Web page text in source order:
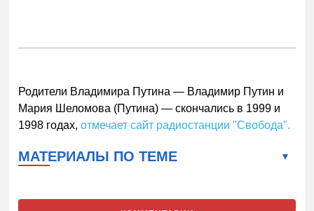
Родители Владимира Путина — Владимир Путин и
Мария Шеломова (Путина) — скончались в 1999 и
1998 годах,отмечает сайт радиостанции "Свобода".
МАТЕРИАЛЫ ПО ТЕМЕ